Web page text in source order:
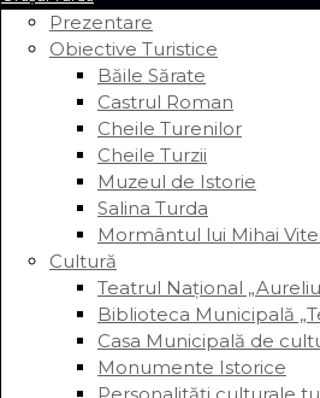
Prezentare
Obiective Turistice
Băile Sărate
Castrul Roman
Cheile Turenilor
Cheile Turzii
Muzeul de Istorie
Salina Turda
Mormântul lui Mihai
Cultură
Teatrul Național
Biblioteca Municipală
Casa Municipală de
Monumente Istorice